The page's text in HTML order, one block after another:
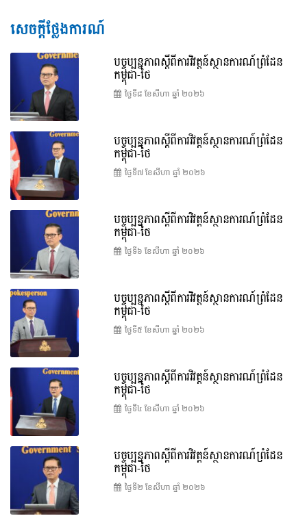
សេចក្តីថ្លែងការណ៍
បច្ចុប្បន្នភាពស្ដីពីការវិវត្តន៍ស្ថានការណ៍ព្រំដែន
កម្ពុជា-ថៃ
ថ្ងៃទី៨ ខែ​សីហា ឆ្នាំ ២០២៦
បច្ចុប្បន្នភាពស្ដីពីការវិវត្តន៍ស្ថានការណ៍ព្រំដែន
កម្ពុជា-ថៃ
ថ្ងៃទី៧ ខែ​សីហា ឆ្នាំ ២០២៦
បច្ចុប្បន្នភាពស្ដីពីការវិវត្តន៍ស្ថានការណ៍ព្រំដែន
កម្ពុជា-ថៃ
ថ្ងៃទី៦ ខែ​សីហា ឆ្នាំ ២០២៦
បច្ចុប្បន្នភាពស្ដីពីការវិវត្តន៍ស្ថានការណ៍ព្រំដែន
កម្ពុជា-ថៃ
ថ្ងៃទី៥ ខែ​សីហា ឆ្នាំ ២០២៦
បច្ចុប្បន្នភាពស្ដីពីការវិវត្តន៍ស្ថានការណ៍ព្រំដែន
កម្ពុជា-ថៃ
ថ្ងៃទី៤ ខែ​សីហា ឆ្នាំ ២០២៦
បច្ចុប្បន្នភាពស្ដីពីការវិវត្តន៍ស្ថានការណ៍ព្រំដែន
កម្ពុជា-ថៃ
ថ្ងៃទី២ ខែ​សីហា ឆ្នាំ ២០២៦